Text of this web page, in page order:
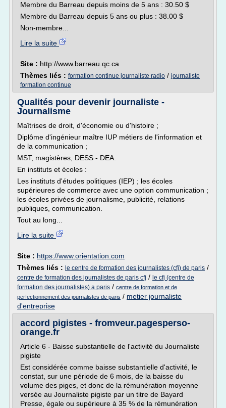
Membre du Barreau depuis moins de 5 ans : 30.50 $
Membre du Barreau depuis 5 ans ou plus : 38.00 $
Non-membre...
Lire la suite
Site : http://www.barreau.qc.ca
Thèmes liés : formation continue journaliste radio / journaliste
formation continue
Qualités pour devenir journaliste -
Journalisme
Maîtrises de droit, d'économie ou d'histoire ;
Diplôme d'ingénieur maître IUP métiers de l'information et
de la communication ;
MST, magistères, DESS - DEA.
En instituts et écoles :
Les instituts d'études politiques (IEP) ; les écoles
supérieures de commerce avec une option communication ;
les écoles privées de journalisme, publicité, relations
publiques, communication.
Tout au long...
Lire la suite
Site : https://www.orientation.com
Thèmes liés : le centre de formation des journalistes (cfj) de paris /
centre de formation des journalistes de paris cfj / le cfj (centre de
formation des journalistes) a paris / centre de formation et de
perfectionnement des journalistes de paris / metier journaliste
d'entreprise
accord pigistes - fromveur.pagesperso-
orange.fr
Article 6 - Baisse substantielle de l'activité du Journaliste
pigiste
Est considérée comme baisse substantielle d'activité, le
constat, sur une période de 6 mois, de la baisse du
volume des piges, et donc de la rémunération moyenne
versée au Journaliste pigiste par un titre de Bayard
Presse, égale ou supérieure à 35 % de la rémunération